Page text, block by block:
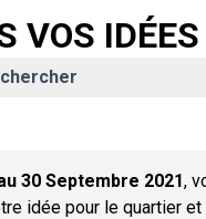
VOS IDÉES
30 Septembre 2021,
idée pour le quartier